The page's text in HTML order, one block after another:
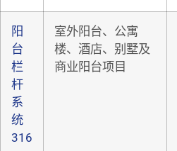
阳
台
栏
杆
系
统
316
室外阳台、公寓
楼、酒店、别墅及
商业阳台项目